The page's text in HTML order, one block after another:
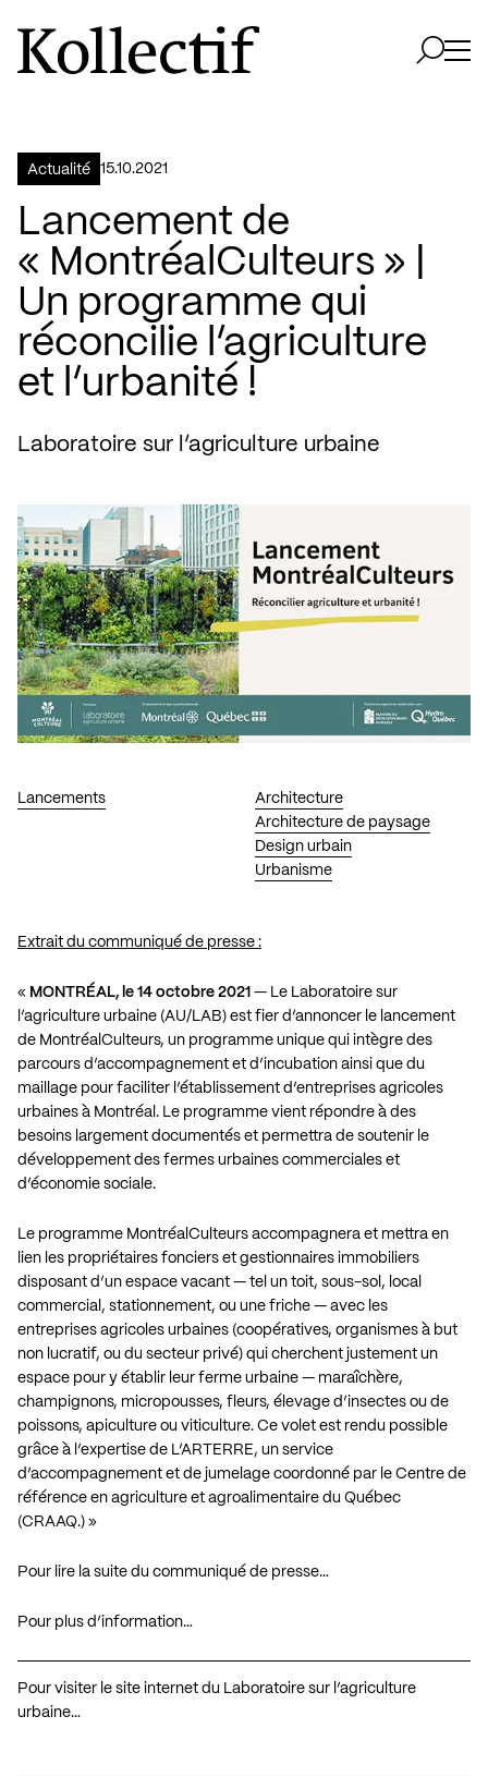
Aller à la page d'accueil
Logo Kollectif
Actualité 15.10.2021
Lancement de
« MontréalCulteurs » |
Un programme qui
réconcilie l’agriculture
et l’urbanité !
Laboratoire sur l’agriculture urbaine
Lancements
Architecture
Architecture de paysage
Design urbain
Urbanisme
Extrait du communiqué de presse :
« MONTRÉAL, le 14 octobre 2021 — Le Laboratoire sur
l’agriculture urbaine (AU/LAB) est fier d’annoncer le lancement
de MontréalCulteurs, un programme unique qui intègre des
parcours d’accompagnement et d’incubation ainsi que du
maillage pour faciliter l’établissement d’entreprises agricoles
urbaines à Montréal. Le programme vient répondre à des
besoins largement documentés et permettra de soutenir le
développement des fermes urbaines commerciales et
d’économie sociale.
Le programme MontréalCulteurs accompagnera et mettra en
lien les propriétaires fonciers et gestionnaires immobiliers
disposant d’un espace vacant — tel un toit, sous-sol, local
commercial, stationnement, ou une friche — avec les
entreprises agricoles urbaines (coopératives, organismes à but
non lucratif, ou du secteur privé) qui cherchent justement un
espace pour y établir leur ferme urbaine — maraîchère,
champignons, micropousses, fleurs, élevage d’insectes ou de
poissons, apiculture ou viticulture. Ce volet est rendu possible
grâce à l’expertise de L’ARTERRE, un service
d’accompagnement et de jumelage coordonné par le Centre de
référence en agriculture et agroalimentaire du Québec
(CRAAQ.) »
Pour lire la suite du communiqué de presse…
Pour plus d’information…
Pour visiter le site internet du Laboratoire sur l’agriculture
urbaine…